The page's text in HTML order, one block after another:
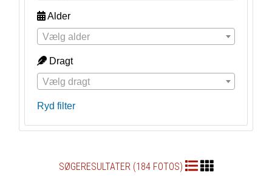
Alder
Vælg alder
Dragt
Vælg dragt
Ryd filter
SØGERESULTATER (184 FOTOS)